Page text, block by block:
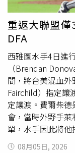
重返大聯盟
DFA
西雅圖水手4日進
（Brendan
間，將台美混血
Fairchild）指定讓
定讓渡。費爾柴
會，當時外野手
單，水手因此將
一次出賽機會。3
08月05日, 2026